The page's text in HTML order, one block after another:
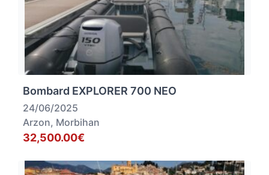
Bombard EXPLORER 700 NEO
24/06/2025
Arzon, Morbihan
32,500.00€